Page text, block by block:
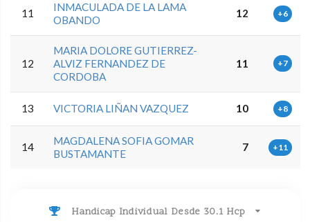
11
INMACULADA DE LA LAMA
OBANDO
12 +6
12
MARIA DOLORE GUTIERREZ-
ALVIZ FERNANDEZ DE
CORDOBA
11 +7
13 VICTORIA LIÑAN VAZQUEZ 10 +8
14
MAGDALENA SOFIA GOMAR
BUSTAMANTE
7 +11
Handicap Individual Desde 30.1 Hcp